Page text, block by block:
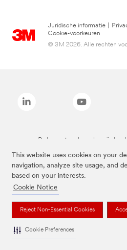
This website uses cookies on your
navigation, analyze site usage, and
based on your interests.
Cookie Notice
Reject Non-Essential Cookies
Cookie Preferences
Juridische informatie
Cookie-voorkeuren
© 3M 2026. Alle rechten
De bovenstaande merken zijn